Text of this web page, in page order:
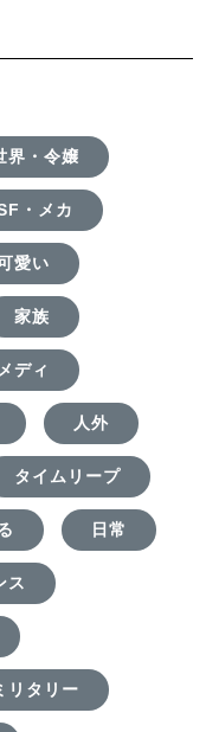
界・令嬢
・メカ
愛い
家族
ディ
人外
タイムリープ
日常
ス
リタリー